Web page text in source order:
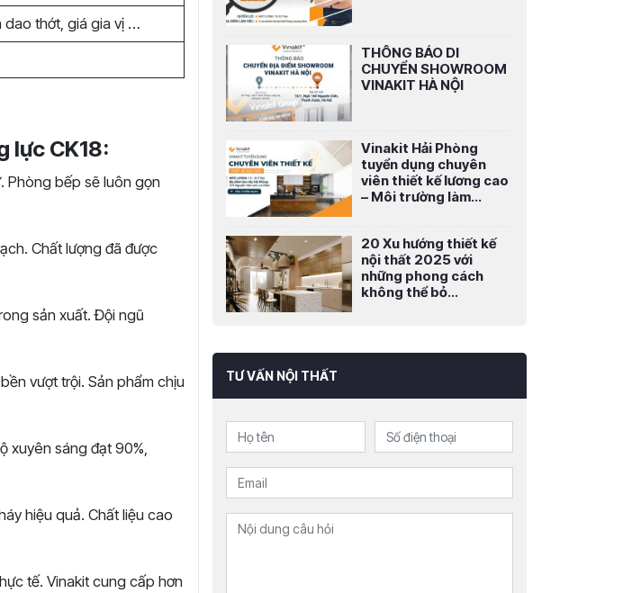
dao thớt, giá gia vị …
lực CK18:
Phòng bếp sẽ luôn gọn
Chất lượng đã được
sản xuất. Đội ngũ
vượt trội. Sản phẩm chịu
xuyên sáng đạt 90%,
hiệu quả. Chất liệu cao
tế. Vinakit cung cấp hơn
THÔNG BÁO DI
CHUYỂN SHOWROOM
VINAKIT HÀ NỘI
Vinakit Hải Phòng
tuyển dụng chuyên
viên thiết kế lương cao
– Môi trường làm...
20 Xu hướng thiết kế
nội thất 2025 với
những phong cách
không thể bỏ...
TƯ VẤN NỘI THẤT